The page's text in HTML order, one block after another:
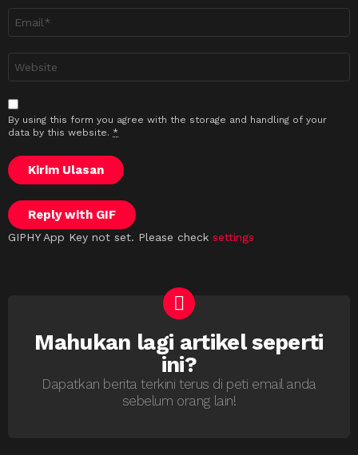
sesawang
By using this form you agree with the storage and handling of your
data by this website. *
Kirim Ulasan
Reply with GIF
GIPHY App Key not set. Please check settings
NEWSLETTER
Mahukan lagi artikel seperti
ini?
Dapatkan berita terkini terus di peti email anda
sebelum orang lain!